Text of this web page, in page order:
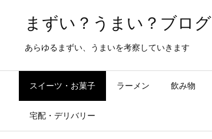
まずい？うまい？ブログ
あらゆるまずい、うまいを考察していきます
スイーツ・お菓子 ラーメン 飲み物
宅配・デリバリー